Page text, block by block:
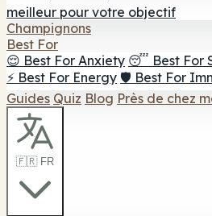
meilleur pour votre objectif
Champignons
Best For
😌 Best For Anxiety 😴 Best For
⚡ Best For Energy 🛡️ Best For
Guides Quiz Blog Près de chez
🇫🇷 FR